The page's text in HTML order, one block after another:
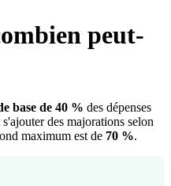
peut-
base de 40 % des dépenses
des majorations selon
maximum est de 70 %.